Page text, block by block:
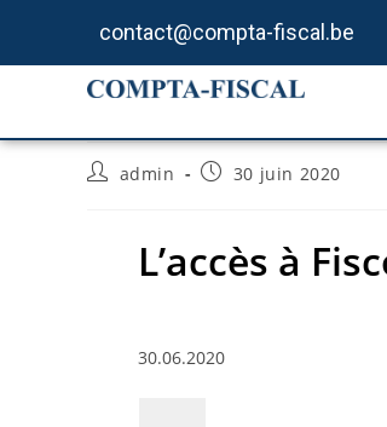
contact@compta-fiscal.be
L’accès à
admin 30 juin 2020
L’accès à
30.06.2020